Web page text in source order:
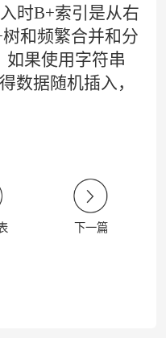
时B+索引是从右
和频繁合并和分
如果使用字符串
数据随机插入，
下一篇